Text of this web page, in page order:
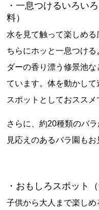
・一息つけるいろい
料）
水を見て触って楽しめ
ちらにホッと一息つけ
ダーの香り漂う修景池
ています。体を動かし
スポットとしておススメ
さらに、約20種類のバ
見応えのあるバラ園もお
・おもしろスポット（
子供から大人まで楽し